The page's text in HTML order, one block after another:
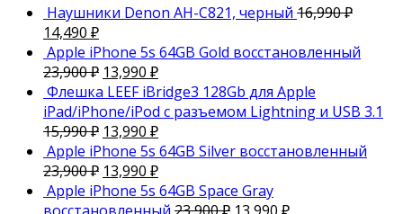
Наушники Denon AH-C821, черный 16,990₽
14,490 ₽
Apple iPhone 5s 64GB Gold восстановленный
23,900₽ 13,990 ₽
Флешка LEEF iBridge3 128Gb для Apple
iPad/iPhone/iPod с разъемом Lightning и USB 3.1
15,990₽ 13,990 ₽
Apple iPhone 5s 64GB Silver восстановленный
23,900₽ 13,990 ₽
Apple iPhone 5s 64GB Space Gray